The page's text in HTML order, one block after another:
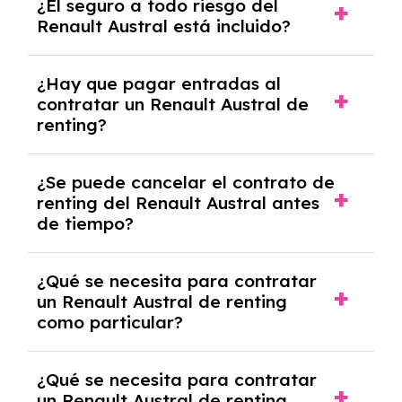
coche, renovarlo por uno nuevo o, en algunos
casos, comprarlo a un precio previamente
acordado.
¿El seguro a todo riesgo del
Renault Austral está incluido?
Austral con el seguro a todo riesgo sin
franquicia incluido dentro de las cuotas
mensuales.
¿Hay que pagar entradas al
contratar un Renault Austral de
renting?
tendrás que pagar ningún tipo de entrada
salvo en casos que lo exija el proveedor
debido al resultado del estudio de viabilidad
económica.
¿Se puede cancelar el contrato de
renting del Renault Austral antes
de tiempo?
pero puede haber penalizaciones por
cancelación anticipada. Es importante revisar
las condiciones del contrato y hablar con un
experto que te asesore.
¿Qué se necesita para contratar
un Renault Austral de renting
como particular?
y, en algunos casos, una consulta de solvencia
¿Qué se necesita para contratar